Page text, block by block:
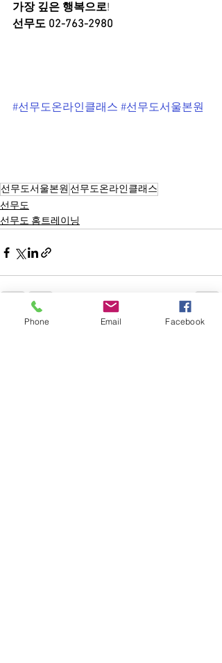
가장 깊은 행복으로!
선무도 02-763-2980
#선무도온라인클래스 #선무도서울본원
선무도서울본원 선무도온라인클래스
선무도
선무도 홈트레이닝
Phone Email Facebook